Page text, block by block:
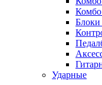
Комбо
Блоки
Ударные